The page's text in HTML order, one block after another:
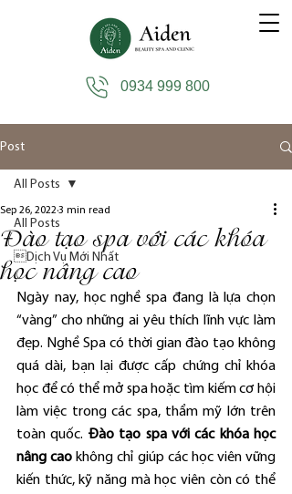
0934 999 800
Post
All Posts
Dịch Vụ Mới Nhất
All Posts
Đào tạo spa với các khóa
học nâng cao
Sep 26, 20223 min read
Ngày nay, học nghề spa đang là lựa chọn
“vàng” cho những ai yêu thích lĩnh vực làm
đẹp. Nghề Spa có thời gian đào tạo không
quá dài, bạn lại được cấp chứng chỉ khóa
học để có thể mở spa hoặc tìm kiếm cơ hội
làm việc trong các spa, thẩm mỹ lớn trên
toàn quốc. Đào tạo spa với các khóa học
nâng cao không chỉ giúp các học viên vững
kiến thức, kỹ năng mà học viên còn có thể